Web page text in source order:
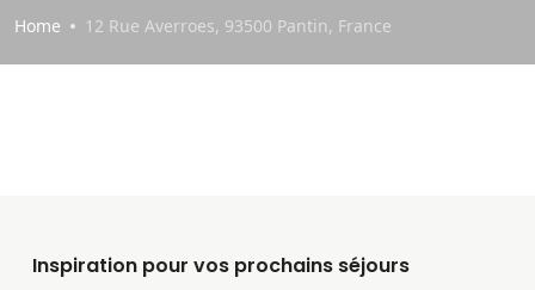
Home 12 Rue Averroes, 93500 Pantin, France
Inspiration pour vos prochains séjours